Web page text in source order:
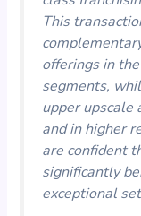
This
offerings in
segments,
upper upscale
and in higher
are confident
significantly
exceptional